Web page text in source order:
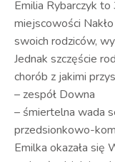
Emilia Rybarczyk
miejscowości
swoich rodziców,
Jednak szczęście
chorób z jakimi
– zespół Downa
– śmiertelna wada
przedsionkowo-
Emilka okazała się